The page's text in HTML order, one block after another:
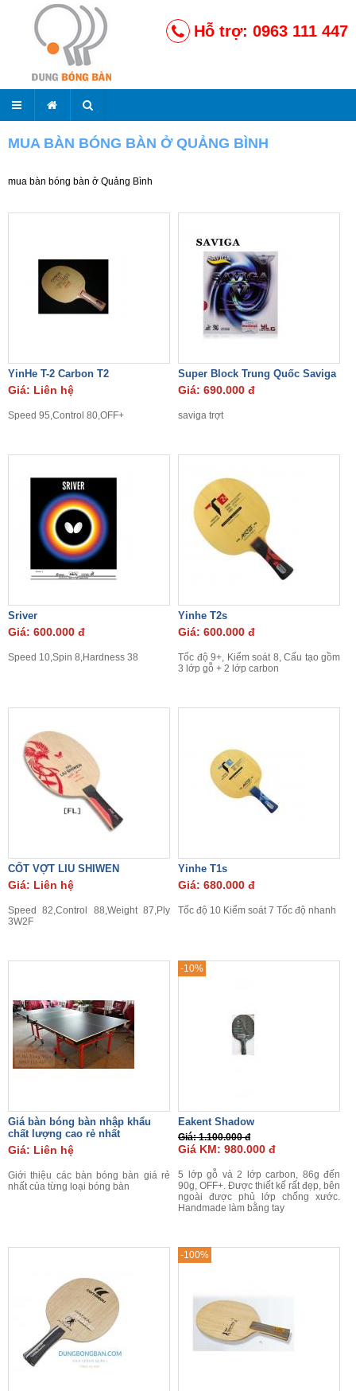
Hỗ trợ: 0963 111 447
MUA BÀN BÓNG BÀN Ở QUẢNG BÌNH
mua bàn bóng bàn ở Quảng Bình
YinHe T-2 Carbon T2
Giá: Liên hệ
Speed 95,Control 80,OFF+
Super Block Trung Quốc Saviga
Giá: 690.000 đ
saviga trợt
Sriver
Giá: 600.000 đ
Speed 10,Spin 8,Hardness 38
Yinhe T2s
Giá: 600.000 đ
Tốc độ 9+, Kiểm soát 8, Cấu tạo gồm
3 lớp gỗ + 2 lớp carbon
CỐT VỢT LIU SHIWEN
Giá: Liên hệ
Speed 82,Control 88,Weight 87,Ply
3W2F
Yinhe T1s
Giá: 680.000 đ
Tốc độ 10 Kiểm soát 7 Tốc độ nhanh
Giá bàn bóng bàn nhập khẩu
chất lượng cao rẻ nhất
Giá: Liên hệ
Giới thiệu các bàn bóng bàn giá rẻ
nhất của từng loại bóng bàn
-10%
Eakent Shadow
Giá: 1.100.000 đ
Giá KM: 980.000 đ
5 lớp gỗ và 2 lớp carbon, 86g đến
90g, OFF+. Được thiết kế rất đẹp, bên
ngoài được phủ lớp chống xước.
Handmade làm bằng tay
-100%